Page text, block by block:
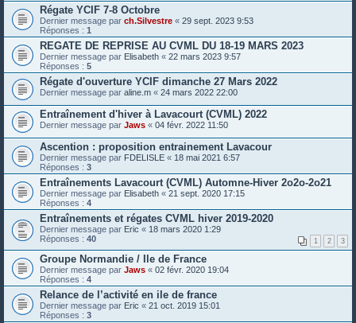
Régate YCIF 7-8 Octobre
Dernier message par ch.Silvestre « 29 sept. 2023 9:53
Réponses : 1
REGATE DE REPRISE AU CVML DU 18-19 MARS 2023
Dernier message par Elisabeth « 22 mars 2023 9:57
Réponses : 5
Régate d'ouverture YCIF dimanche 27 Mars 2022
Dernier message par aline.m « 24 mars 2022 22:00
Entraînement d'hiver à Lavacourt (CVML) 2022
Dernier message par Jaws « 04 févr. 2022 11:50
Ascention : proposition entrainement Lavacour
Dernier message par FDELISLE « 18 mai 2021 6:57
Réponses : 3
Entraînements Lavacourt (CVML) Automne-Hiver 2o2o-2o21
Dernier message par Elisabeth « 21 sept. 2020 17:15
Réponses : 4
Entraînements et régates CVML hiver 2019-2020
Dernier message par Eric « 18 mars 2020 1:29
Réponses : 40 1 2 3
Groupe Normandie / Ile de France
Dernier message par Jaws « 02 févr. 2020 19:04
Réponses : 4
Relance de l’activité en ile de france
Dernier message par Eric « 21 oct. 2019 15:01
Réponses : 3